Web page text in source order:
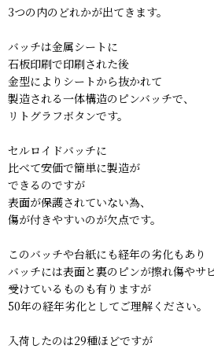
3つの内のどれかが出てきます。
バッチは金属シートに
石板印刷で印刷された後
金型によりシートから抜かれて
製造される一体構造のピンバッチで、
リトグラフボタンです。
セルロイドバッチに
比べて安価で簡単に製造が
できるのですが
表面が保護されていない為、
傷が付きやすいのが欠点です。
このバッチや台紙にも経年の劣化もあり
バッチには表面と裏のピンが擦れ傷やサ
受けているものも有りますが
50年の経年劣化としてご理解ください。
入荷したのは29種ほどですが